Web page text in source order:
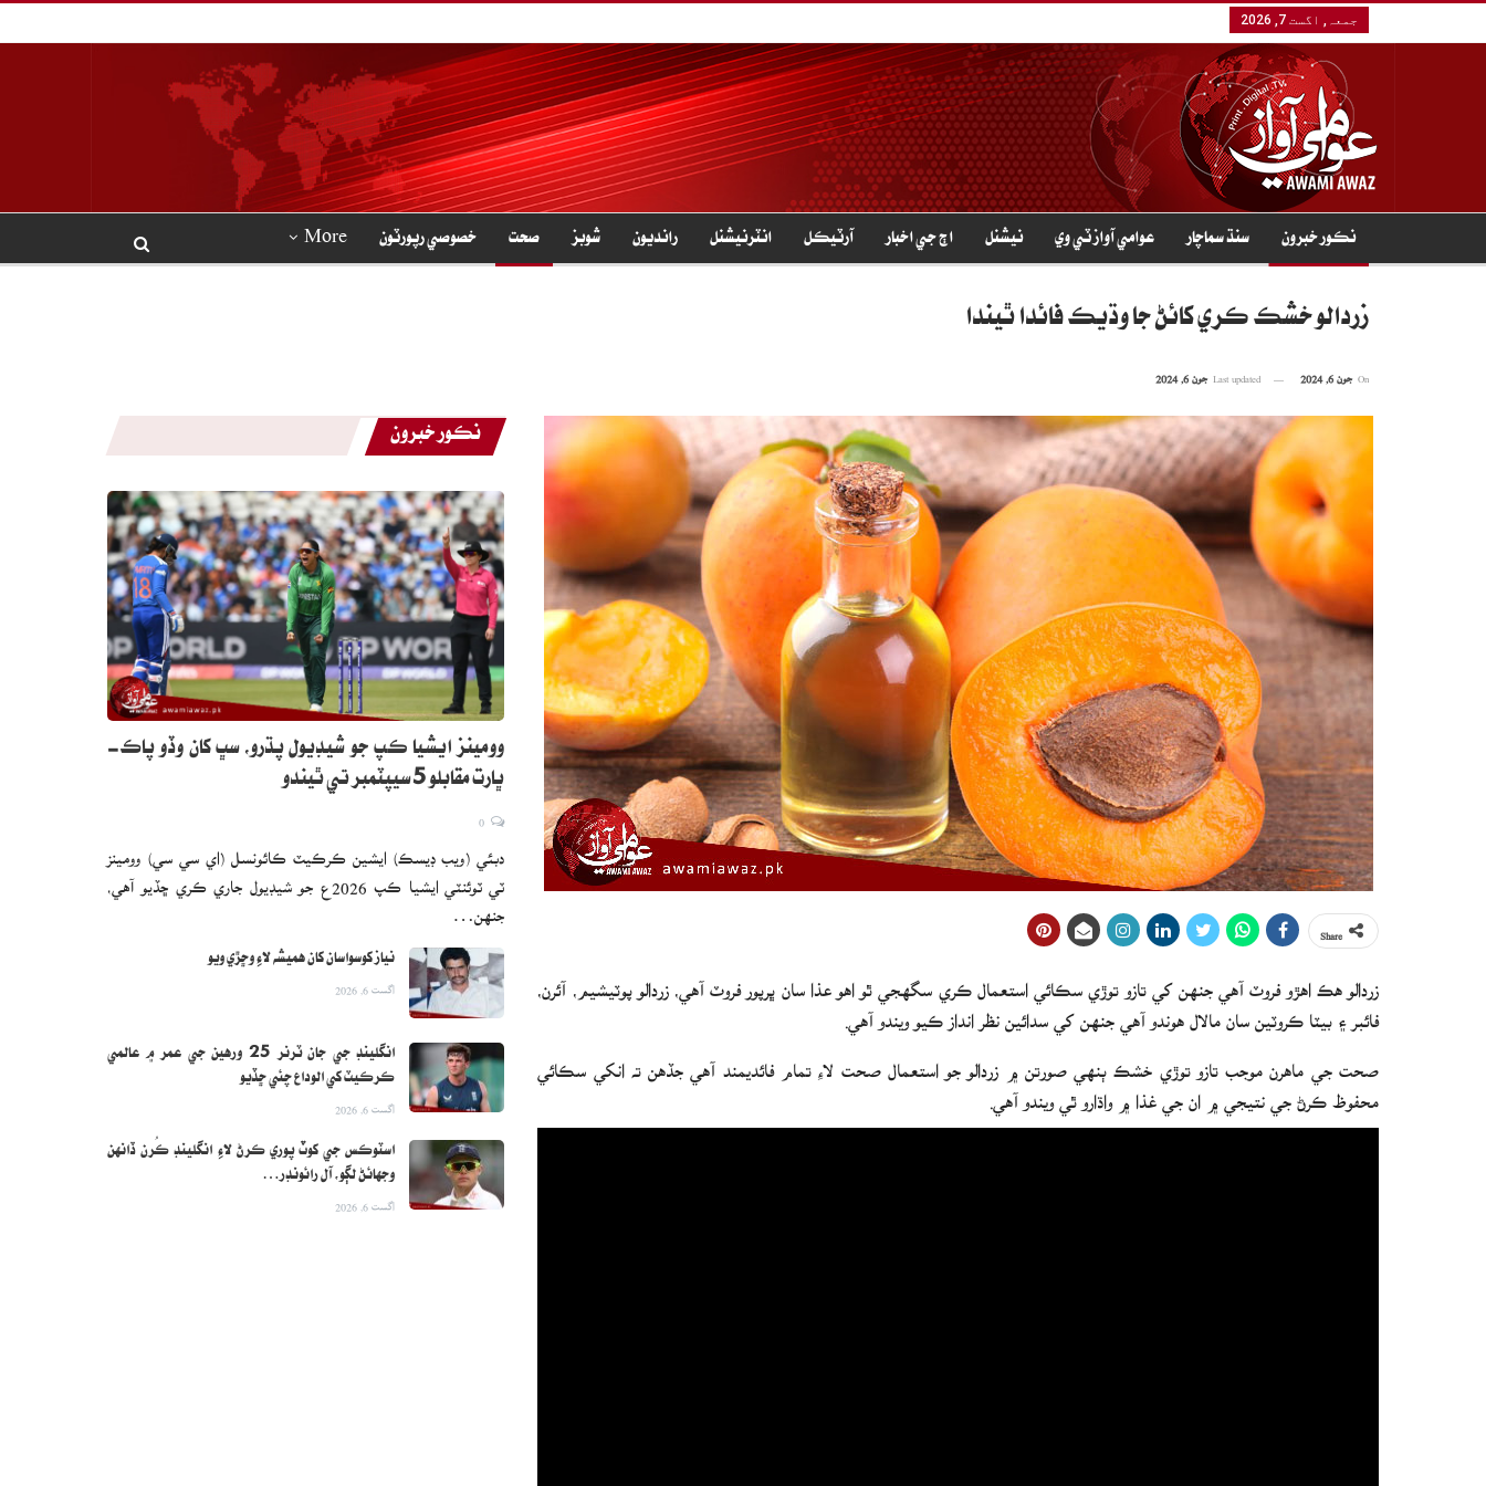
جمعہ, اگست 7, 2026
نڪور خبرون سنڌ سماچار عوامي آواز ٽي وي نيشنل اڄ جي اخبار آرٽيڪل انٽرنيشنل رانديون شوبز صحت خصوصي رپورٽون More
زردالو خشڪ ڪري کائڻ جا وڌيڪ فائدا ٿيندا
زردالو هڪ اهڙو فروٽ آهي جنهن کي تازو توڙي سڪائي استعمال ڪري سگهجي ٿو اهو عذا سان ڀرپور فروٽ آهي، زردالو پوٽيشيم، آئرن،
فائبر ۽ بيٽا ڪروٽين سان مالال هوندو آهي جنهن کي سدائين نظر انداز ڪيو ويندو آهي.
صحت جي ماهرن موجب تازو توڙي خشڪ ٻنهي صورتن ۾ زردالو جو استعمال صحت لاءِ تمام فائديمند آهي جڏهن ته انکي سڪائي
محفوظ ڪرڻ جي نتيجي ۾ ان جي غذا ۾ واڌارو ٿي ويندو آهي.
نڪور خبرون
وومينز ايشيا ڪپ جو شيڊيول پڌرو، سڀ کان وڏو پاڪ-
ڀارت مقابلو 5 سيپٽمبر تي ٿيندو
دبئي (ويب ڊيسڪ) ايشين ڪرڪيٽ ڪائونسل (اي سي سي) وومينز
ٽي ٽوئنٽي ايشيا ڪپ 2026ع جو شيڊيول جاري ڪري ڇڏيو آهي،
نياز کوسواسان کان هميشه لاءِ وڇڙي ويو
اگست 6, 2026
انگلينڊ جي جان ٽرنر 25 ورهين جي عمر ۾ عالمي
ڪرڪيٽ کي الوداع چئي ڇڏيو
اگست 6, 2026
اسٽوڪس جي کوٽ پوري ڪرڻ لاءِ انگلينڊ ڪُرن ڏانهن
وجهائڻ لڳو، آل رائونڊر…
اگست 6, 2026